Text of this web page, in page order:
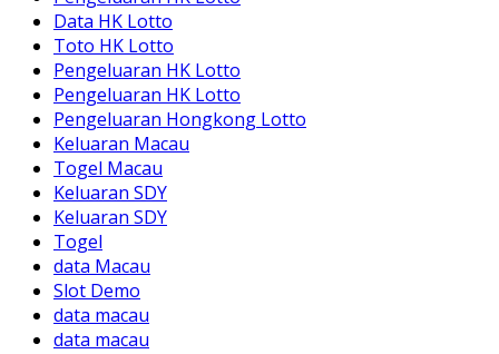
Data HK Lotto
Toto HK Lotto
Pengeluaran HK Lotto
Pengeluaran HK Lotto
Pengeluaran Hongkong Lotto
Keluaran Macau
Togel Macau
Keluaran SDY
Keluaran SDY
Togel
data Macau
Slot Demo
data macau
data macau